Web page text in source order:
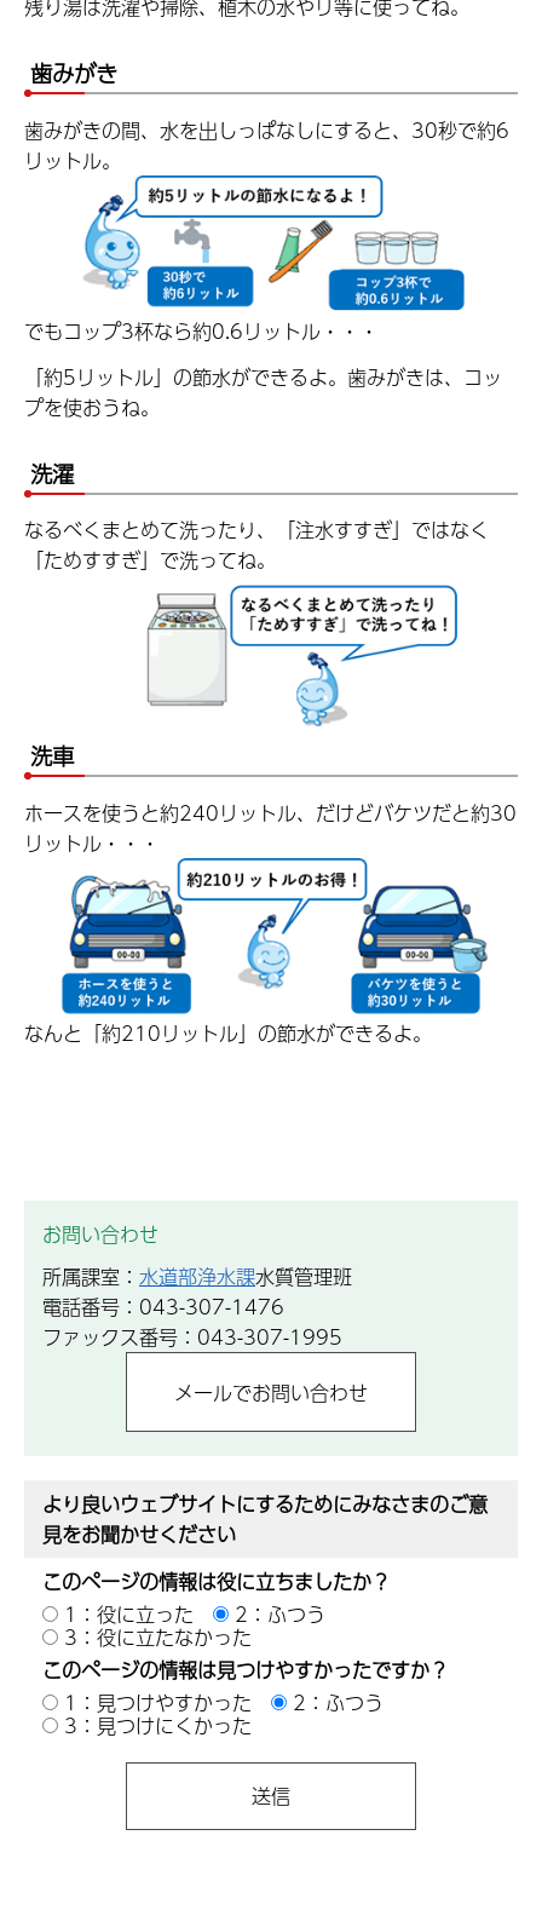
残り湯は洗濯や掃除、植木の水やリ等に使ってね。
歯みがき
歯みがきの間、水を出しっぱなしにすると、30秒で約6
リットル。
でもコップ3杯なら約0.6リットル・・・
「約5リットル」の節水ができるよ。歯みがきは、コッ
プを使おうね。
洗濯
なるべくまとめて洗ったり、「注水すすぎ」ではなく
「ためすすぎ」で洗ってね。
洗車
ホースを使うと約240リットル、だけどバケツだと約30
リットル・・・
なんと「約210リットル」の節水ができるよ。
お問い合わせ
所属課室： 水道部浄水課水質管理班
電話番号：043-307-1476
ファックス番号：043-307-1995
より良いウェブサイトにするためにみなさまのご意
見をお聞かせください
このページの情報は役に立ちましたか？
1：役に立った
2：ふつう
3：役に立たなかった
このページの情報は見つけやすかったですか？
1：見つけやすかった
2：ふつう
3：見つけにくかった